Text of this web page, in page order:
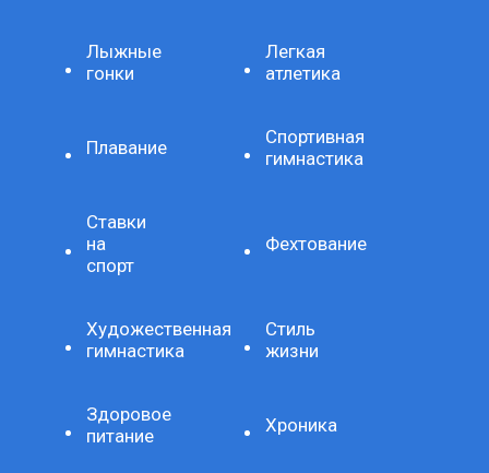
Лыжные
гонки
Легкая
атлетика
Плавание
Спортивная
гимнастика
Ставки
на
спорт
Фехтование
Художественная
гимнастика
Стиль
жизни
Здоровое
питание
Хроника